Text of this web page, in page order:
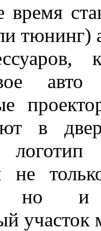
время
тюнинг)
в
логотип
не
но и
участок